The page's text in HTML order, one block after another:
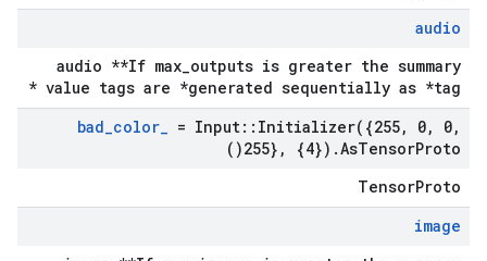
audio
audio **If max_outputs is greater the summary
value tags are *generated sequentially as *tag *
bad_color_ = Input:: Initializer( {255, 0, 0,
255} , {4}) .AsTensorProto(
)
TensorProto
image